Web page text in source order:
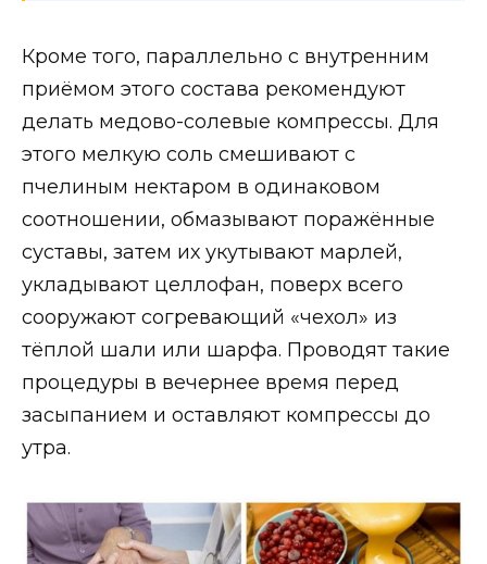
Кроме того, параллельно с внутренним
приёмом этого состава рекомендуют
делать медово-солевые компрессы. Для
этого мелкую соль смешивают с
пчелиным нектаром в одинаковом
соотношении, обмазывают поражённые
суставы, затем их укутывают марлей,
укладывают целлофан, поверх всего
сооружают согревающий «чехол» из
тёплой шали или шарфа. Проводят такие
процедуры в вечернее время перед
засыпанием и оставляют компрессы до
утра.